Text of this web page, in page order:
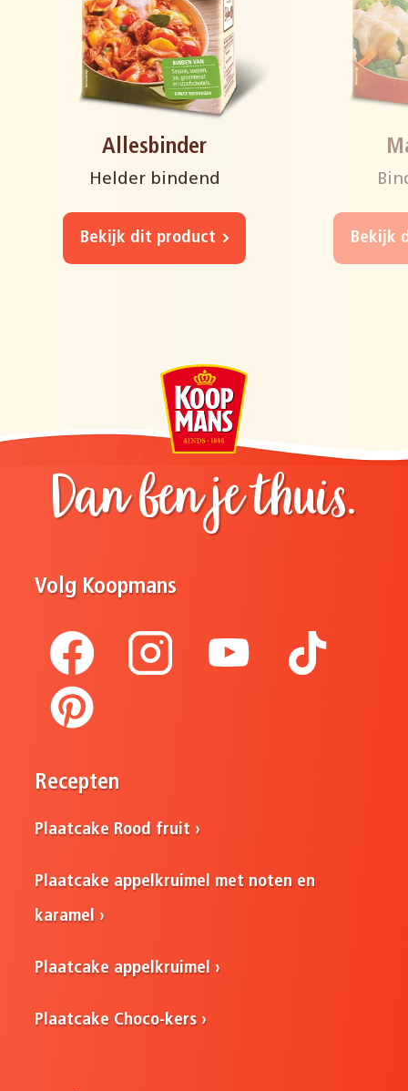
Allesbinder
Helder bindend
Bekijk dit product Bekijk
Dan ben je thuis.
Volg Koopmans
Recepten
Plaatcake Rood fruit
Plaatcake appelkruimel met noten en
karamel
Plaatcake appelkruimel
Plaatcake Choco-kers